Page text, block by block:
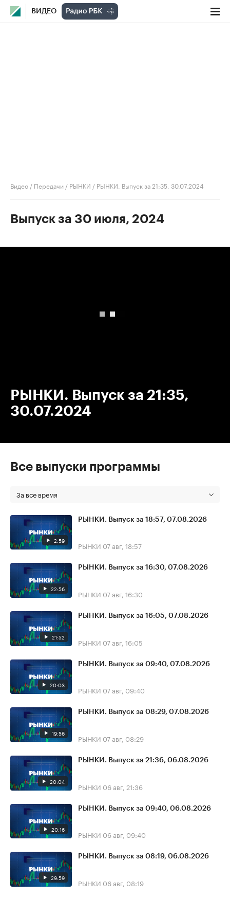
ВИДЕО
Видео / Передачи / РЫНКИ / РЫНКИ. Выпуск за 21:35, 30.07.2024
Выпуск за 30 июля, 2024
РЫНКИ. Выпуск за 21:35,
30.07.2024
Все выпуски программы
За все время
2:59
РЫНКИ. Выпуск за 18:57, 07.08.2026
РЫНКИ 07 авг, 18:57
22:56
РЫНКИ. Выпуск за 16:30, 07.08.2026
РЫНКИ 07 авг, 16:30
21:52
РЫНКИ. Выпуск за 16:05, 07.08.2026
РЫНКИ 07 авг, 16:05
20:03
РЫНКИ. Выпуск за 09:40, 07.08.2026
РЫНКИ 07 авг, 09:40
19:56
РЫНКИ. Выпуск за 08:29, 07.08.2026
РЫНКИ 07 авг, 08:29
20:04
РЫНКИ. Выпуск за 21:36, 06.08.2026
РЫНКИ 06 авг, 21:36
20:16
РЫНКИ. Выпуск за 09:40, 06.08.2026
РЫНКИ 06 авг, 09:40
29:59
РЫНКИ. Выпуск за 08:19, 06.08.2026
РЫНКИ 06 авг, 08:19